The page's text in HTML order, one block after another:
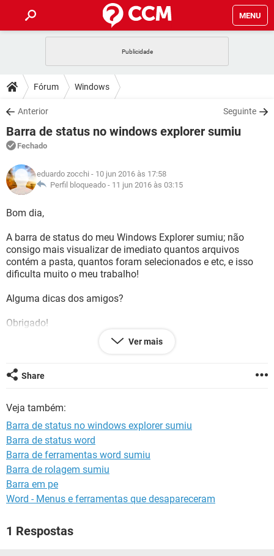
MENU
CELULAR
OUTLOOK
INSTAGRAM GMAIL
GUIA DE COMPRAS
DICAS
JOGOS
OUTLOOK
INSTAGRAM
GUIA DE COMPRAS
DOWNLOADS
JOGOS WHATSAPP
CELULAR
OUTLOOK EXCEL
INSTAGRAM
GUIA DE COMPRAS
FÓRUM
JOGOS
CELULAR FACEBOOK
GUIA DE COMPRAS
GLOSSÁRIO
JOGOS
CELULAR
OUTLOOK EXCEL
INSTAGRAM GMAIL
GUIA DE COMPRAS
Fórum Windows
Anterior Seguinte
Barra de status no windows explorer sumiu
Fechado
eduardo zocchi - 10 jun 2016 às 17:58
Perfil bloqueado - 11 jun 2016 às 03:15
Bom dia,
A barra de status do meu Windows Explorer sumiu; não
consigo mais visualizar de imediato quantos arquivos
contém a pasta, quantos foram selecionados e etc, e isso
dificulta muito o meu trabalho!
Alguma dicas dos amigos?
Obrigado!
Ver mais
Share
Veja também:
Barra de status no windows explorer sumiu
Barra de status word
Barra de ferramentas word sumiu
Barra de rolagem sumiu
Barra em pe
Word - Menus e ferramentas que desapareceram
1 Respostas